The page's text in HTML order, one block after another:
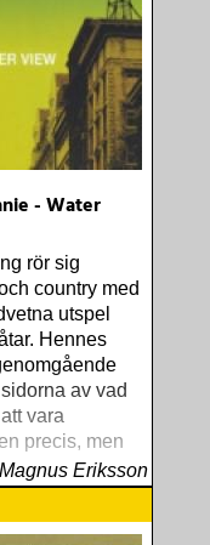
- Water
rör sig
country med
utspel
Hennes
av vad
vara
precis, men
metaforik
Magnus Eriksson